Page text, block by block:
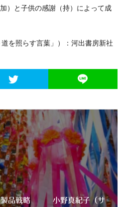
）と子供の感謝（持）によって成
道を照らす言葉」）：河出書房新社
製品戦略 小野真紀子（サ